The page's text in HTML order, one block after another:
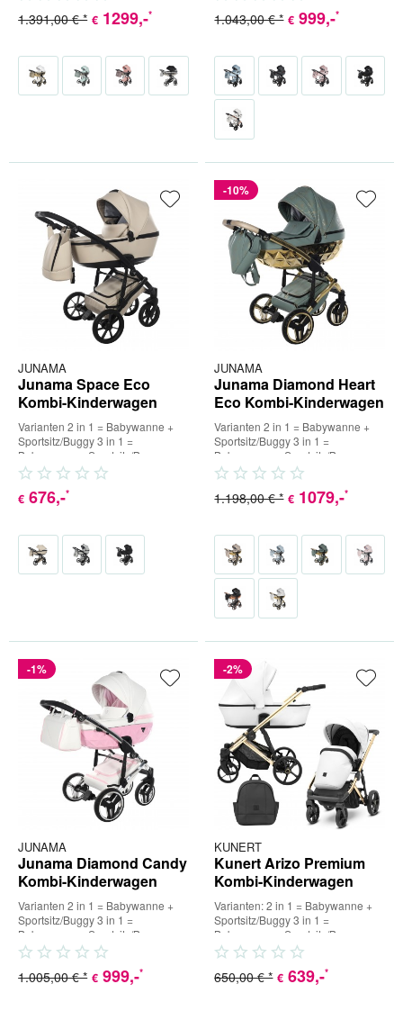
€ 1299,-*
1.391,00 € * € 999,-*
1.043,00 € *
JUNAMA
Junama Space Eco
Kombi-Kinderwagen
Varianten 2 in 1 = Babywanne +
Sportsitz/Buggy 3 in 1 =
Babywanne + Sportsitz/Buggy +
Babyschale (inkl. Adapter) 4 in...
€ 676,-*
-10%
JUNAMA
Junama Diamond Heart
Eco Kombi-Kinderwagen
Varianten 2 in 1 = Babywanne +
Sportsitz/Buggy 3 in 1 =
Babywanne + Sportsitz/Buggy +
Babyschale (inkl. Adapter) 4 in...
€ 1079,-*
1.198,00 € *
-1%
JUNAMA
Junama Diamond Candy
Kombi-Kinderwagen
Varianten 2 in 1 = Babywanne +
Sportsitz/Buggy 3 in 1 =
Babywanne + Sportsitz/Buggy +
Babyschale (inkl. Adapter) 4 in...
€ 999,-*
1.005,00 € *
-2%
KUNERT
Kunert Arizo Premium
Kombi-Kinderwagen
Varianten: 2 in 1 = Babywanne +
Sportsitz/Buggy 3 in 1 =
Babywanne + Sportsitz/Buggy +
Babyschale (inkl. Adapter) 4...
€ 639,-*
650,00 € *